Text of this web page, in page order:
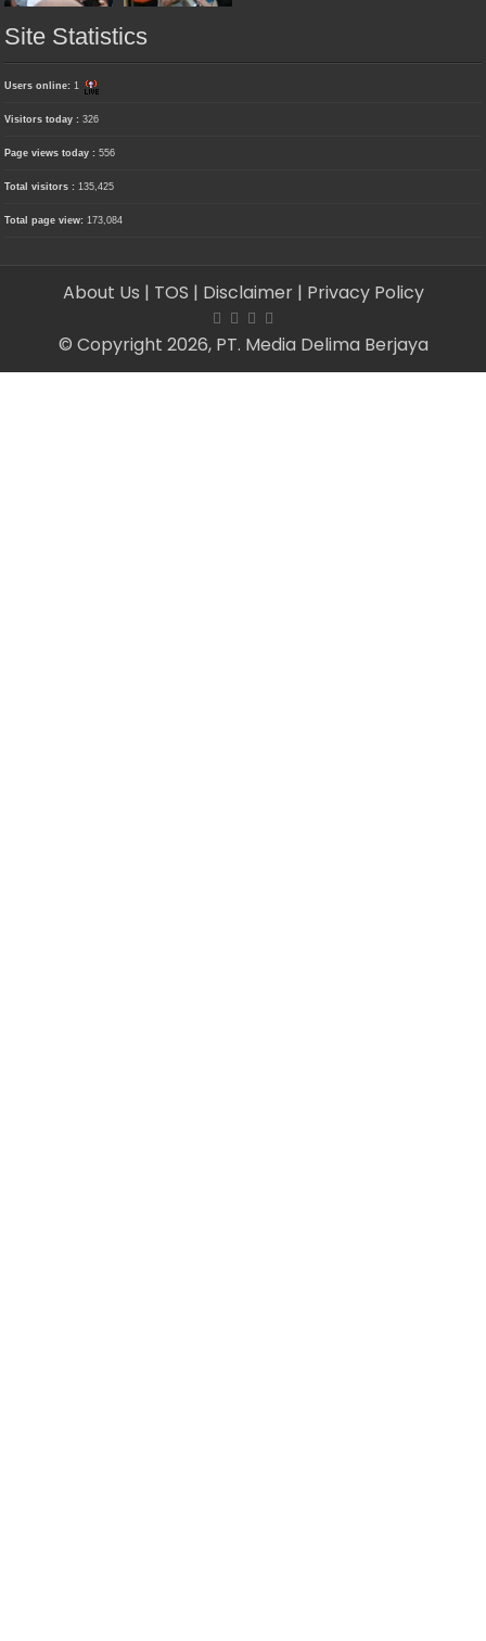
Site Statistics
Users online:1
Visitors today :326
Page views today :556
Total visitors :135,425
Total page view:173,084
About Us | TOS | Disclaimer | Privacy Policy
© Copyright 2026, PT. Media Delima Berjaya